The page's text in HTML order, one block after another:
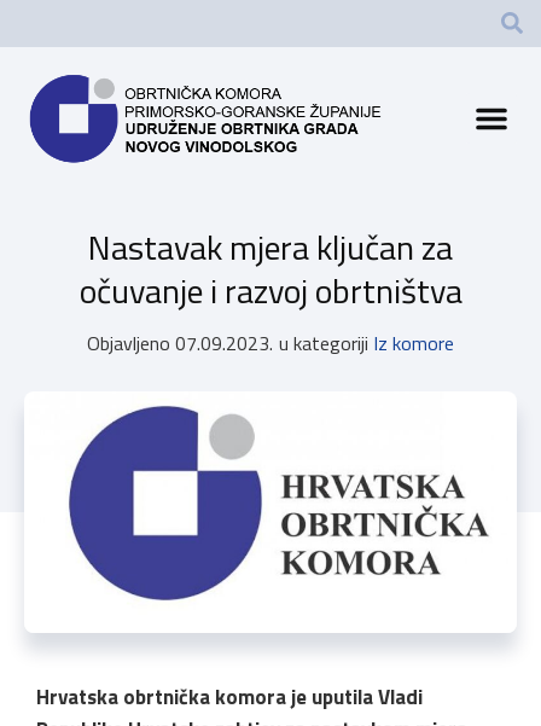
Nastavak mjera ključan za
očuvanje i razvoj obrtništva
Objavljeno 07.09.2023. u kategoriji Iz komore
Hrvatska obrtnička komora je uputila Vladi